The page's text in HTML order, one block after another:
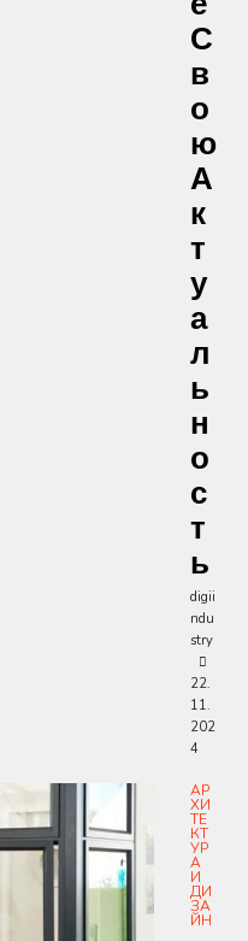
С
В
О
Ю
А
К
Т
У
А
Л
Ь
Н
О
С
Т
Ь
digii
ndu
stry
22.
11.
202
4
АР
ХИ
ТЕ
КТ
УР
А
И
ДИ
ЗА
ЙН